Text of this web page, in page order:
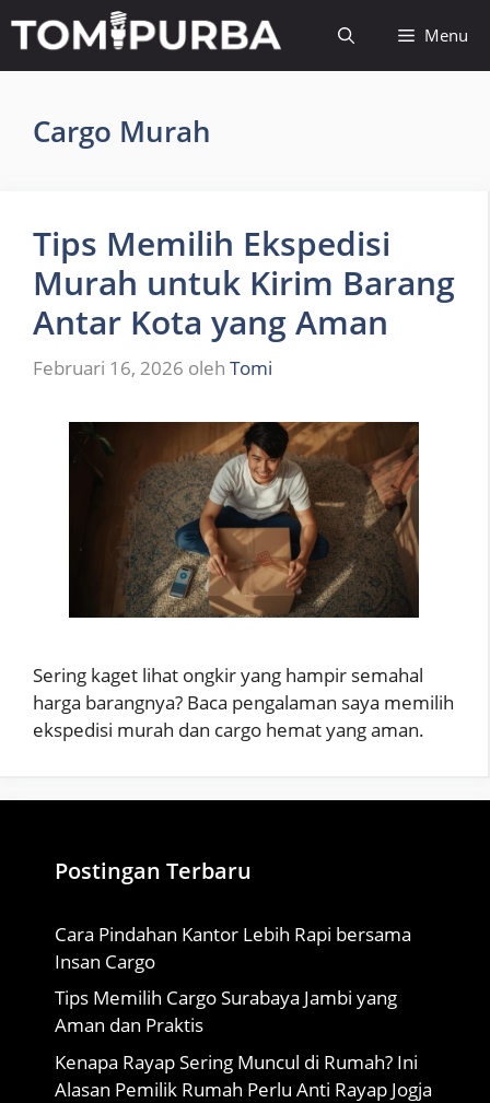
isi
Menu
Cargo Murah
Tips Memilih Ekspedisi
Murah untuk Kirim Barang
Antar Kota yang Aman
Februari 16, 2026 oleh Tomi
Sering kaget lihat ongkir yang hampir semahal
harga barangnya? Baca pengalaman saya memilih
ekspedisi murah dan cargo hemat yang aman.
Postingan Terbaru
Cara Pindahan Kantor Lebih Rapi bersama
Insan Cargo
Tips Memilih Cargo Surabaya Jambi yang
Aman dan Praktis
Kenapa Rayap Sering Muncul di Rumah? Ini
Alasan Pemilik Rumah Perlu Anti Rayap Jogja